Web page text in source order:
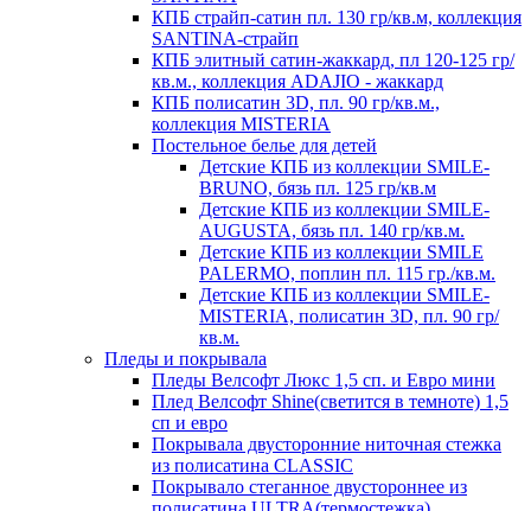
КПБ страйп-сатин пл. 130 гр/кв.м, коллекция
SANTINA-страйп
КПБ элитный сатин-жаккард, пл 120-125 гр/
кв.м., коллекция ADAJIO - жаккард
КПБ полисатин 3D, пл. 90 гр/кв.м.,
коллекция MISTERIA
Постельное белье для детей
Детские КПБ из коллекции SMILE-
BRUNO, бязь пл. 125 гр/кв.м
Детские КПБ из коллекции SMILE-
AUGUSTA, бязь пл. 140 гр/кв.м.
Детские КПБ из коллекции SMILE
PALERMO, поплин пл. 115 гр./кв.м.
Детские КПБ из коллекции SMILE-
MISTERIA, полисатин 3D, пл. 90 гр/
кв.м.
Пледы и покрывала
Пледы Велсофт Люкс 1,5 сп. и Евро мини
Плед Велсофт Shine(светится в темноте) 1,5
сп и евро
Покрывала двусторонние ниточная стежка
из полисатина CLASSIC
Покрывало стеганное двустороннее из